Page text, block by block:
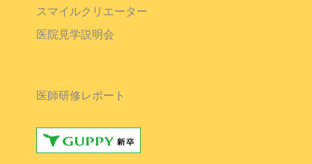
スマイルクリエーター
医院見学説明会
医師研修レポート